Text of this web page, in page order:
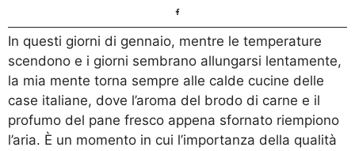
In questi giorni di gennaio, mentre le temperature
scendono e i giorni sembrano allungarsi lentamente,
la mia mente torna sempre alle calde cucine delle
case italiane, dove l’aroma del brodo di carne e il
profumo del pane fresco appena sfornato riempiono
l’aria. È un momento in cui l’importanza della qualità